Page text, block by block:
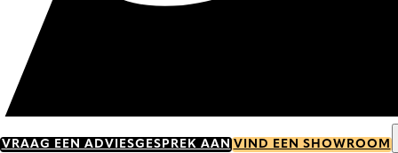
VRAAG EEN ADVIESGESPREK AAN VIND EEN SHOWROOM